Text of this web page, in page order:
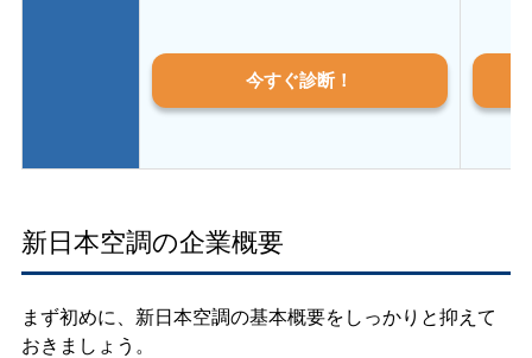
今すぐ診断！
新日本空調の企業概要
まず初めに、新日本空調の基本概要をしっかりと抑えて
おきましょう。